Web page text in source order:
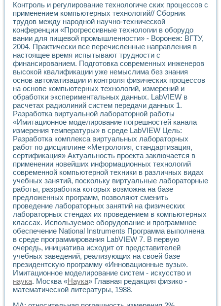
Лабораторный электрический импедансный томограф на
Микрозондовая система для характеризации
Метод траекторий в исследовании
Промышленная автоматизация
Автоматизация технологических процессов получения
Использование систем технического зрения для контроля
Исследование электромагнитных переходных процессов
Применение LabVIEW при разработке обучающих
Разработка виртуальных тренажеров путем
Система блокировок, сигнализации и защиты ускорителя
Система сбора данных и управления процессом
Управление температурой газовой среды специальной
Разработка программного обеспечения с
Использование технологий NATIONAL INSTRUMENTS
Оборудование для промышленной термотрансферной
Автоматизация реометрических исследований на базе
Применение измерителя иммитанса для исследова¬ния
Исследование электромагнитных переходных процессов
Стенд для исследования электрических переходных
Автоматизация контроля сварных швов на базе
Измерительный контроль с применением
Моделирование надежности и эффективности систем
Лабораторные практикумы и учебные стенды
Автоматизация лабораторного стенда по измерению
Автоматизированные лабораторные комплексы для
Виртуальный прибор для исследования нелинейных
Использование виртуальных приборов в процесе
Использование программ ELECTRONICS WORKBENCH-
Лабораторный практикум по дисциплине «Цифровые
Лабораторный практикум по ИНС на основе LabVIEW
Лабораторный практикум по основам теории коммутации
Опыт использования NI LabVIEW для создания
Применение LabVIEW для исследования течения в
Контроль и регулирование технологиче ских процессов с
применением компьютерных технологий// Сборник
трудов между народной научно-технической
конференции «Прогрессивные технологии в оборудо
вании для пищевой промышленности» - Воронеж: ВГТУ,
2004. Практически все перечисленные направления в
настоящее время испытывают трудности с
финансированием. Подготовка современных инженеров
высокой квалификации уже немыслима без знания
основ автоматизации и контроля физических процессов
на основе компьютерных технологий, измерений и
обработки экспериментальных данных. LabVIEW в
расчетах радиолиний систем передачи данных 1.
Разработка виртуальной лабораторной работы
«Имитационное моделирование погрешностей канала
измерения температуры» в среде LabVIEW Цель:
Разработка комплекса виртуальных лабораторных
работ по дисциплине «Метрология, стандартизация,
сертификация» Актуальность проекта заключается в
применении новейших информационных технологий
современной компьютерной техники в различных видах
учебных занятий, поскольку виртуальные лабораторные
работы, разработка которых возможна на базе
предложенных программ, позволяют сменить
проведение лабораторных занятий на физических
лабораторных стендах их проведением в компьютерных
классах. Используемое оборудование и программное
обеспечение National Instruments Программа выполнена
в среде программирования LabVIEW 7. В первую
очередь, инициатива исходит от представителей
учебных заведений, реализующих на своей базе
президентскую программу «Инновационные вузы».
Имитационное моделирование систем - искусство и
наука. Москва «Наука» Главная редакция физико -
математической литературы, 1988.